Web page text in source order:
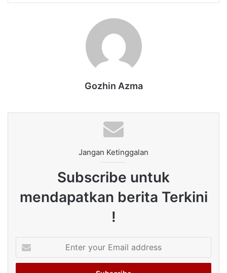
Gozhin Azma
Jangan Ketinggalan
Subscribe untuk
mendapatkan berita Terkini
!
your
Email